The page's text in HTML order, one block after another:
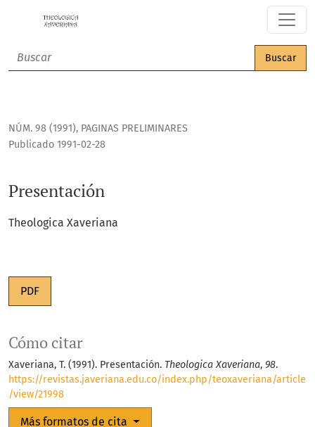
Buscar
NÚM. 98 (1991), PAGINAS PRELIMINARES
Presentación
Publicado 1991-02-28
Theologica Xaveriana
PDF
Cómo citar
Xaveriana, T. (1991). Presentación. Theologica Xaveriana, 98.
https://revistas.javeriana.edu.co/index.php/teoxaveriana/article
/view/21998
Más formatos de cita